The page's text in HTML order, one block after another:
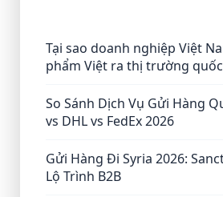
Tại sao doanh nghiệp Việt
phẩm Việt ra thị trường
So Sánh Dịch Vụ Gửi Hàng
vs DHL vs FedEx 2026
Gửi Hàng Đi Syria 2026:
Lộ Trình B2B